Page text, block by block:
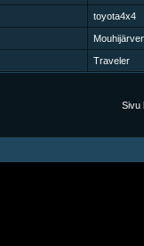
toyota4x4
Traveler
Sivu